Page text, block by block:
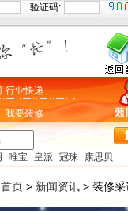
验证码:
行业快递
我要装修
唯宝 皇派 冠珠 康思贝
页 > 新闻资讯 > 装修采